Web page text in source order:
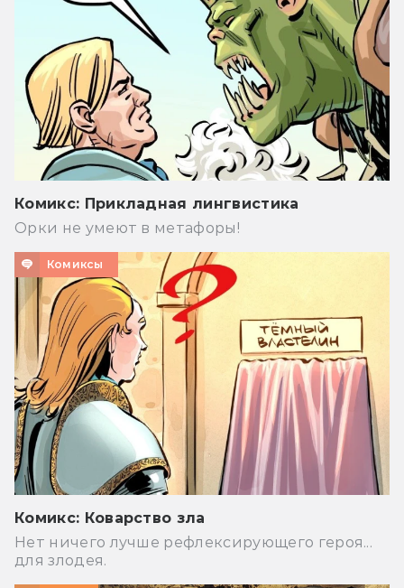
Комикс: Прикладная лингвистика
Орки не умеют в метафоры!
Комиксы
Комикс: Коварство зла
Нет ничего лучше рефлексирующего героя...
для злодея.